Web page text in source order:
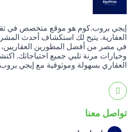
إيجي بروب.كوم هو موقع متخصص في
العقارية. يتيح لك استكشاف أحدث
في مصر من أفضل المطورين
وخيارات مرنة تلبي جميع احتياجاتك.
العقاري بسهولة وموثوقية مع إيجي
تواصل معنا